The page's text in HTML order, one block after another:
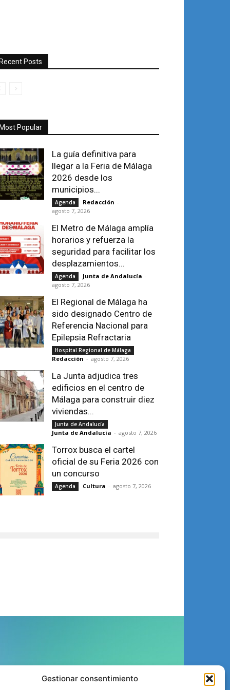
Gestionar consentimiento
Posts
Popular
La guía definitiva para
llegar a la Feria de Málaga
2026 desde los
municipios...
Agenda Redacción -
agosto 7, 2026
El Metro de Málaga amplía
horarios y refuerza la
seguridad para facilitar los
desplazamientos...
Agenda Junta de Andalucía -
agosto 7, 2026
El Regional de Málaga ha
sido designado Centro de
Referencia Nacional para
Epilepsia Refractaria
Hospital Regional de Málaga
Redacción - agosto 7, 2026
La Junta adjudica tres
edificios en el centro de
Málaga para construir diez
viviendas...
Junta de Andalucía
Junta de Andalucía - agosto 7, 2026
Torrox busca el cartel
oficial de su Feria 2026 con
un concurso
Agenda Cultura - agosto 7, 2026